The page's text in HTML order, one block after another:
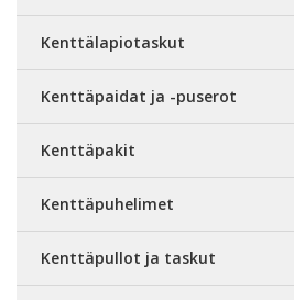
Kenttälapiotaskut
Kenttäpaidat ja -puserot
Kenttäpakit
Kenttäpuhelimet
Kenttäpullot ja taskut